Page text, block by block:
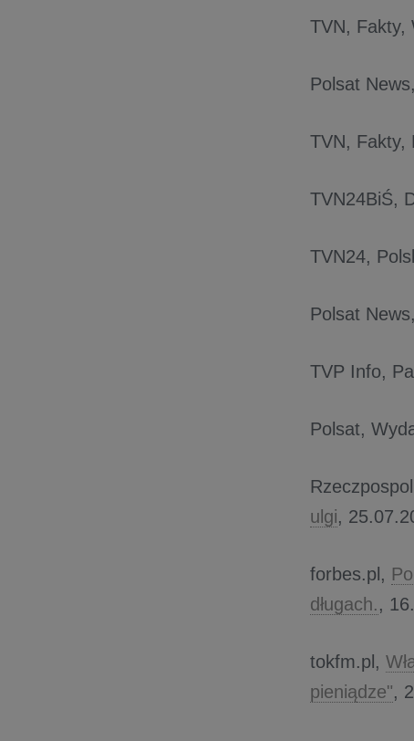
TVN, Fakty,
Polsat
TVN, Fakty,
TVN24BiŚ,
TVN24,
Polsat
TVP Info,
Polsat,
ulgi,
​forbes.pl,
długach.,
tokfm.pl,
pieniądze",